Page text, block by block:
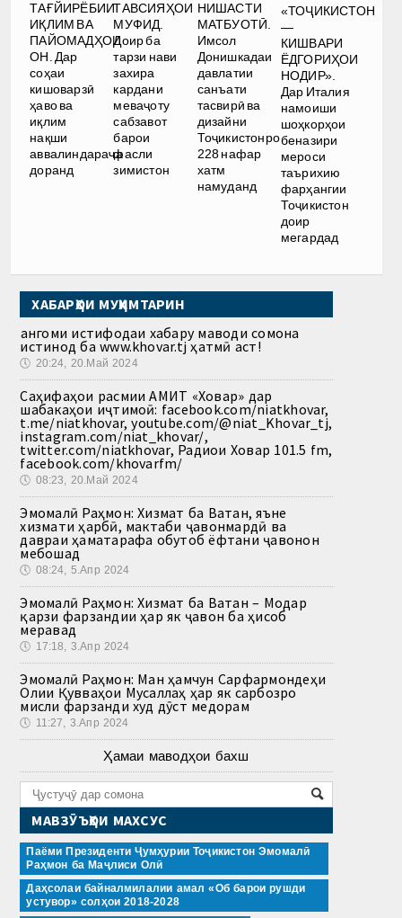
ТАҒЙИРЁБИИ
ИҚЛИМ ВА
ПАЙОМАДҲОИ
ОН. Дар
соҳаи
кишоварзӣ
ҳаво ва
иқлим
нақши
аввалиндараҷа
доранд
ТАВСИЯҲОИ
МУФИД.
Доир ба
тарзи нави
захира
кардани
меваҷоту
сабзавот
барои
фасли
зимистон
НИШАСТИ
МАТБУОТӢ.
Имсол
Донишкадаи
давлатии
санъати
тасвирӣ ва
дизайни
Тоҷикистонро
228 нафар
хатм
намуданд
«ТОҶИКИСТОН
—
КИШВАРИ
ЁДГОРИҲОИ
НОДИР».
Дар Италия
намоиши
шоҳкорҳои
беназири
мероси
таърихию
фарҳангии
Тоҷикистон
доир
мегардад
ХАБАРҲОИ МУҲИМТАРИН
Ҳангоми истифодаи хабару маводи сомона
истинод ба www.khovar.tj ҳатмӣ аст!
🕔 20:24, 20.Май 2024
Саҳифаҳои расмии АМИТ «Ховар» дар
шабакаҳои иҷтимоӣ: facebook.com/niatkhovar,
t.me/niatkhovar, youtube.com/@niat_Khovar_tj,
instagram.com/niat_khovar/,
twitter.com/niatkhovar, Радиои Ховар 101.5 fm,
facebook.com/khovarfm/
🕔 08:23, 20.Май 2024
Эмомалӣ Раҳмон: Хизмат ба Ватан, яъне
хизмати ҳарбӣ, мактаби ҷавонмардӣ ва
давраи ҳаматарафа обутоб ёфтани ҷавонон
мебошад
🕔 08:24, 5.Апр 2024
Эмомалӣ Раҳмон: Хизмат ба Ватан – Модар
қарзи фарзандии ҳар як ҷавон ба ҳисоб
меравад
🕔 17:18, 3.Апр 2024
Эмомалӣ Раҳмон: Ман ҳамчун Сарфармондеҳи
Олии Қувваҳои Мусаллаҳ ҳар як сарбозро
мисли фарзанди худ дӯст медорам
🕔 11:27, 3.Апр 2024
Ҳамаи маводҳои бахш
МАВЗӮЪҲОИ МАХСУС
Паёми Президенти Ҷумҳурии Тоҷикистон Эмомалӣ
Раҳмон ба Маҷлиси Олӣ
Даҳсолаи байналмилалии амал «Об барои рушди
устувор» солҳои 2018-2028